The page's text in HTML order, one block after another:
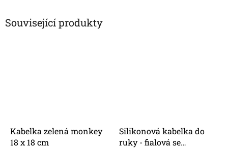
Související produkty
Kabelka zelená monkey
18 x 18 cm
Silikonová kabelka do
ruky - fialová se